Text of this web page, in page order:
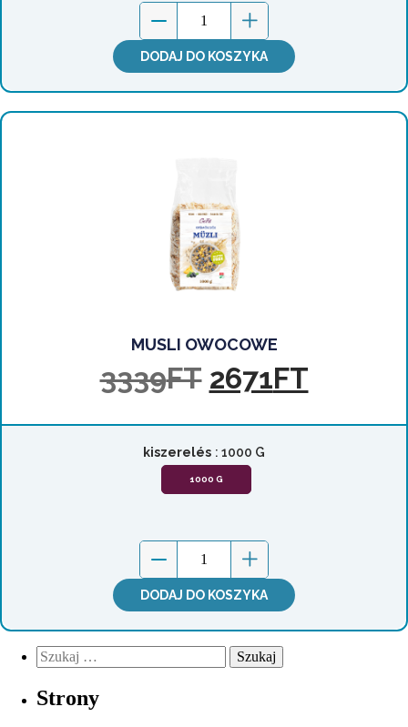
DODAJ DO KOSZYKA
MUSLI OWOCOWE
3339FT 2671FT
kiszerelés : 1000 G
1000 G
DODAJ DO KOSZYKA
Strony